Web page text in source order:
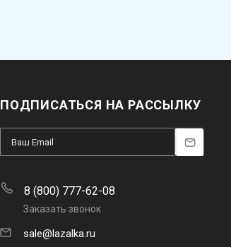
ПОДПИСАТЬСЯ НА РАССЫЛКУ
8 (800) 777-62-08
Заказать звонок
sale@lazalka.ru